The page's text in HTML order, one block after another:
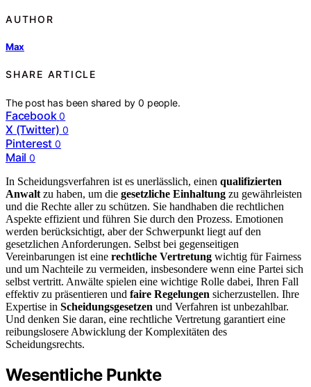
AUTHOR
Max
SHARE ARTICLE
The post has been shared by0 people.
Facebook 0
X (Twitter) 0
Pinterest 0
Mail 0
In Scheidungsverfahren ist es unerlässlich, einen qualifizierten
Anwalt zu haben, um die gesetzliche Einhaltung zu gewährleisten
und die Rechte aller zu schützen. Sie handhaben die rechtlichen
Aspekte effizient und führen Sie durch den Prozess. Emotionen
werden berücksichtigt, aber der Schwerpunkt liegt auf den
gesetzlichen Anforderungen. Selbst bei gegenseitigen
Vereinbarungen ist eine rechtliche Vertretung wichtig für Fairness
und um Nachteile zu vermeiden, insbesondere wenn eine Partei sich
selbst vertritt. Anwälte spielen eine wichtige Rolle dabei, Ihren Fall
effektiv zu präsentieren und faire Regelungen sicherzustellen. Ihre
Expertise in Scheidungsgesetzen und Verfahren ist unbezahlbar.
Und denken Sie daran, eine rechtliche Vertretung garantiert eine
reibungslosere Abwicklung der Komplexitäten des
Scheidungsrechts.
Wesentliche Punkte